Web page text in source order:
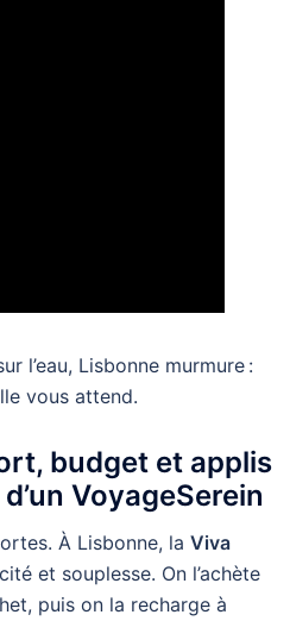
l’eau, Lisbonne murmure :
vous attend.
budget et applis
VoyageSerein
À Lisbonne, la Viva
et souplesse. On l’achète
puis on la recharge à